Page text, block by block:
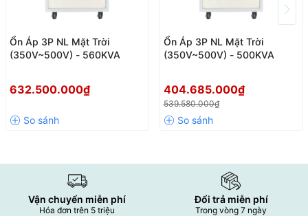
Ổn Áp 3P NL Mặt Trời
(350V~500V) - 560KVA
632.500.000₫
Ổn Áp 3P NL Mặt Trời
(350V~500V) - 500KVA
404.685.000₫
539.580.000₫
Vận chuyển miễn phí
Hóa đơn trên 5 triệu
Đổi trả miễn phí
Trong vòng 7 ngày